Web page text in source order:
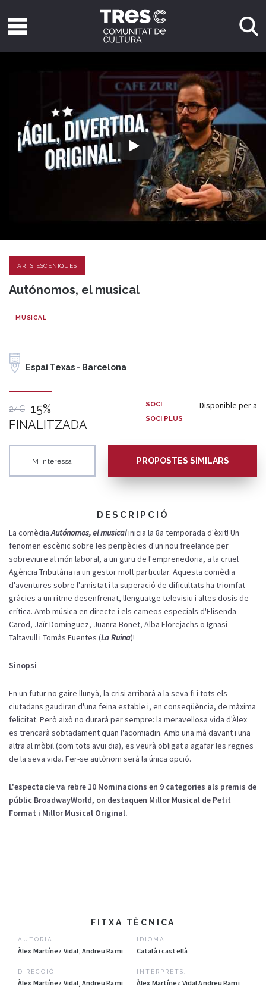
ARTS ESCÈNIQUES
Autónomos, el musical
MUSICAL
Espai Texas - Barcelona
24€
15%
FINALITZADA
Disponible per a
SOCI
SOCI PLUS
M'interessa PROPOSTES SIMILARS
DESCRIPCIÓ
La comèdiaAutónomos, el musicalinicia la 8a temporada d'èxit! Un
fenomen escènic sobre les peripècies d'un nou freelance per
sobreviure al món laboral, a un guru de l'emprenedoria, a la cruel
Agència Tributària ia un gestor molt particular. Aquesta comèdia
d'aventures sobre l'amistat i la superació de dificultats ha triomfat
gràcies a un ritme desenfrenat, llenguatge televisiu i altes dosis de
crítica. Amb música en directe i els cameos especials d'Elisenda
Carod, Jaïr Domínguez, Juanra Bonet, Alba Florejachs o Ignasi
Taltavull i Tomàs Fuentes (La Ruina)!
Sinopsi
En un futur no gaire llunyà, la crisi arribarà a la seva fi i tots els
ciutadans gaudiran d'una feina estable i, en conseqüència, de màxima
felicitat. Però això no durarà per sempre: la meravellosa vida d'Àlex
es trencarà sobtadament quan l'acomiadin. Amb una mà davant i una
altra al mòbil (com tots avui dia), es veurà obligat a agafar les regnes
de la seva vida. Fer-se autònom serà la única opció.
L'espectacle va rebre 10 Nominacions en 9 categories als premis de
públic BroadwayWorld, on destaquen Millor Musical de Petit
Format i Millor Musical Original.
FITXA TÈCNICA
AUTORIA
Àlex Martínez Vidal, Andreu Rami
DIRECCIÓ
Àlex Martínez Vidal, Andreu Rami
IDIOMA
Català i castellà
INTÈRPRETS:
Àlex Martínez Vidal Andreu Rami